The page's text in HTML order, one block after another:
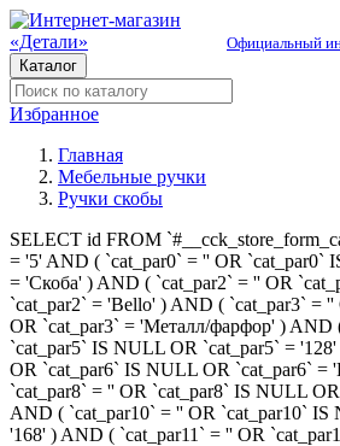
Официальный
Каталог
Избранное
Главная
Мебельные ручки
Ручки скобы
SELECT id FROM
= '5' AND ( `cat_par0` = '' OR `cat_par0`
= 'Скоба' ) AND ( `cat_par2` = '' OR
`cat_par2` = 'Bello' ) AND ( `cat_par3` =
OR `cat_par3` = 'Металл/фарфор' ) AND
`cat_par5` IS NULL OR `cat_par5` =
OR `cat_par6` IS NULL OR `cat_par6` =
`cat_par8` = '' OR `cat_par8` IS NULL
AND ( `cat_par10` = '' OR `cat_par10` IS
'168' ) AND ( `cat_par11` = '' OR